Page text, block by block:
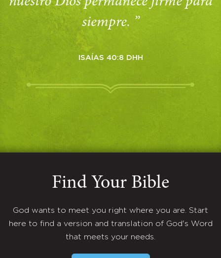
siempre. ”
ISAÍAS 40:8 DHH
Find Your Bible
God wants to meet you right where you are. Start
here to find a version and translation of God's Word
that meets your needs.